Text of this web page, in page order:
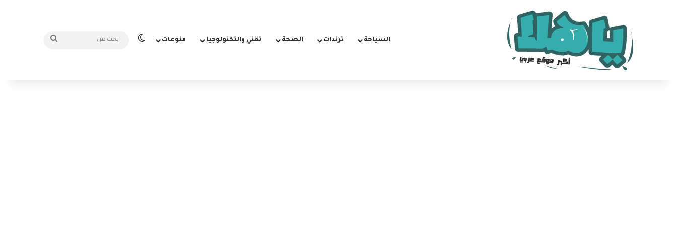
السياحة ترندات الصحة تقني والتكنولوجيا منوعات الوضع المظلم